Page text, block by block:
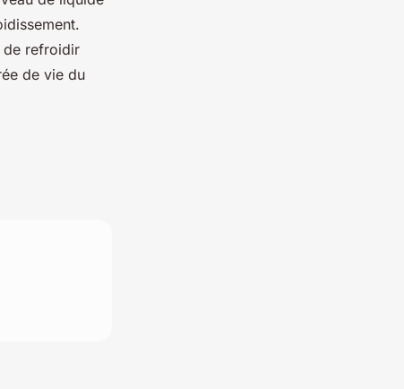
de refroidir
de vie du